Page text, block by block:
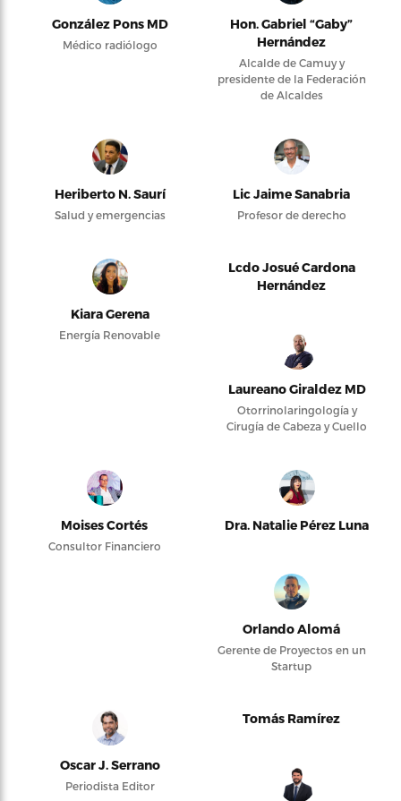
González Pons MD
Médico radiólogo
Hon. Gabriel “Gaby”
Hernández
Alcalde de Camuy y
presidente de la Federación
de Alcaldes
Heriberto N. Saurí
Salud y emergencias
Lic Jaime Sanabria
Profesor de derecho
Kiara Gerena
Energía Renovable
Lcdo Josué Cardona
Hernández
Laureano Giraldez MD
Otorrinolaringología y
Cirugía de Cabeza y Cuello
Moises Cortés
Consultor Financiero
Dra. Natalie Pérez Luna
Orlando Alomá
Gerente de Proyectos en un
Startup
Oscar J. Serrano
Periodista Editor
Tomás Ramírez